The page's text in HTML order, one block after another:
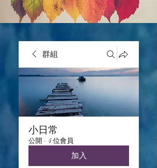
群組
小日常
公開 · 4 位會員
加入